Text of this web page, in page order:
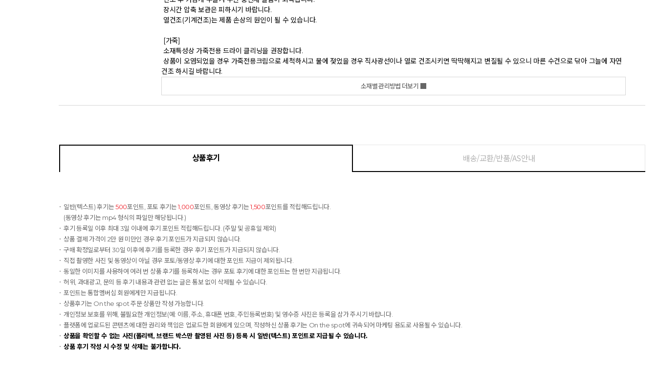
건조 하시길 바랍니다.
소재별 관리방법 더보기
상품후기 배송/교환/반품/AS안내
일반(텍스트) 후기는500포인트, 포토 후기는1,000포인트, 동영상 후기는1,500포인트를 적립해드립니다.
(동영상 후기는 mp4 형식의 파일만 해당됩니다.)
후기 등록일 이후 최대 3일 이내에 후기 포인트 적립해드립니다. (주말 및 공휴일 제외)
상품 결제 가격이 2만 원 미만인 경우 후기 포인트가 지급되지 않습니다.
구매 확정일로부터 30일 이후에 후기를 등록한 경우 후기 포인트가 지급되지 않습니다.
직접 촬영한 사진 및 동영상이 아닐 경우 포토/동영상 후기에 대한 포인트 지급이 제외됩니다.
동일한 이미지를 사용하여 여러 번 상품 후기를 등록하시는 경우 포토 후기에 대한 포인트는 한 번만 지급됩니다.
허위, 과대광고, 문의 등 후기 내용과 관련 없는 글은 통보 없이 삭제될 수 있습니다.
포인트는 통합멤버십 회원에게만 지급됩니다.
상품후기는 On the spot 주문 상품만 작성 가능합니다.
개인정보 보호를 위해, 불필요한 개인정보(예: 이름, 주소, 휴대폰 번호, 주민등록번호) 및 영수증 사진은 등록을 삼가 주시기 바랍니다.
플랫폼에 업로드된 콘텐츠에 대한 권리와 책임은 업로드한 회원에게 있으며, 작성하신 상품 후기는 On the spot에 귀속되어 마케팅 용도로 사용될 수 있습니다.
상품을 확인할 수 없는 사진(폴리백, 브랜드 박스만 촬영된 사진 등) 등록 시 일반(텍스트) 포인트로 지급될 수 있습니다.
상품 후기 작성 시 수정 및 삭제는 불가합니다.